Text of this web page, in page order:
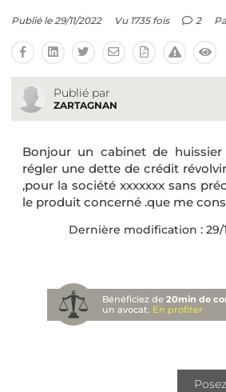
Publié le 29/11/2022 Vu 1735 fois 2
Publié par
ZARTAGNAN
Bonjour un cabinet de
régler une dette de crédit
,pour la société xxxxxxx sans
le produit concerné .que me
Dernière modification : 29/
Bénéficiez de20min de
un avocat. En profiter